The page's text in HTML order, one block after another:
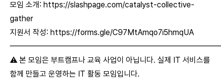
모임 소개: https://slashpage.com/catalyst-collective-
gather
지원서 작성: https://forms.gle/C97MtAmqo7i5hmqUA
⚠️ 본 모임은 부트캠프나 교육 사업이 아닙니다. 실제 IT 서비스를
함께 만들고 운영하는 IT 활동 모임입니다.